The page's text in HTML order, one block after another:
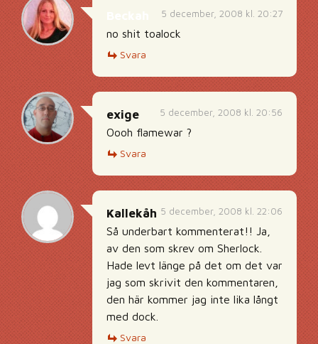
5 december, 2008 kl. 20:27
no shit toalock
Svara
5 december, 2008 kl. 20:56
exige
Oooh flamewar ?
Svara
5 december, 2008 kl. 22:06
Kallekåh
Så underbart kommenterat!! Ja,
av den som skrev om Sherlock.
Hade levt länge på det om det var
jag som skrivit den kommentaren,
den här kommer jag inte lika långt
med dock.
Svara